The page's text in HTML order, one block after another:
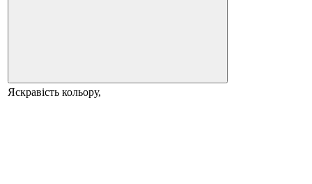
Яскравість кольору,